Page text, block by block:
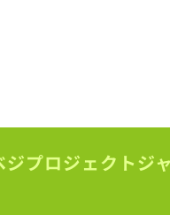
ジプロジェクトジ